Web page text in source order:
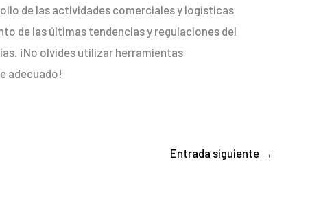
de las actividades comerciales y logísticas
de las últimas tendencias y regulaciones del
¡No olvides utilizar herramientas
adecuado!
Entrada siguiente →